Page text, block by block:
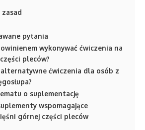
pytania
wykonywać ćwiczenia na
pleców?
ćwiczenia dla osób z
o suplementację
wspomagające
górnej części pleców